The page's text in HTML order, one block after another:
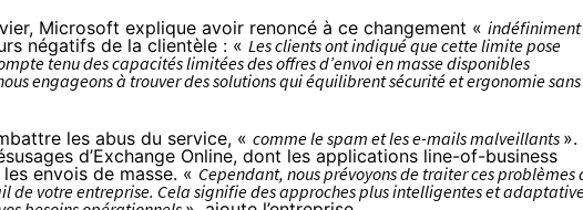
, Microsoft explique avoir renoncé à ce changement « indéfiniment
négatifs de la clientèle : « Les clients ont indiqué que cette limite pose
tenu des capacités limitées des offres d’envoi en masse disponibles
engageons à trouver des solutions qui équilibrent sécurité et ergonomie sans
les abus du service, « comme le spam et les e-mails malveillants ».
d’Exchange Online, dont les applications line-of-business
envois de masse. « Cependant, nous prévoyons de traiter ces problèmes
de votre entreprise. Cela signifie des approches plus intelligentes et